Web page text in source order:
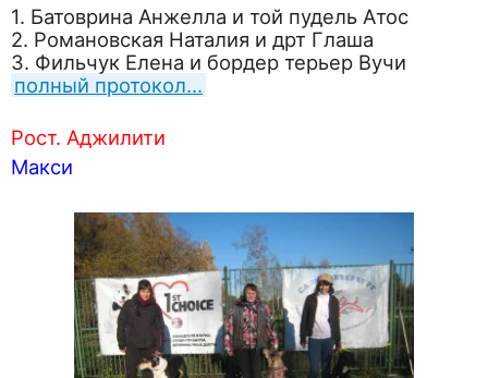
1. Батоврина Анжелла и той пудель Атос
2. Романовская Наталия и дрт Глаша
3. Фильчук Елена и бордер терьер Вучи
полный протокол…
Рост. Аджилити
Макси